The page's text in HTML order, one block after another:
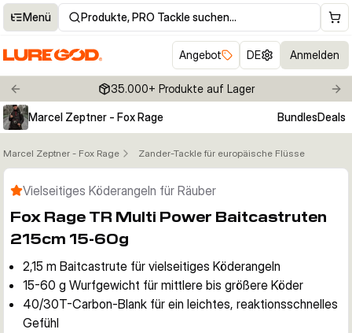
Menü Produkte, PRO Tackle suchen…
Angebot DE Anmelden
Previous slide 35.000+ Produkte auf Lager
Marcel Zeptner - Fox Rage
BundlesDeals
Marcel Zeptner - Fox Rage Zander-Tackle für europäische Flüsse
Klicken um Zoom zu aktivieren
Vielseitiges Köderangeln für Räuber
Fox Rage TR Multi Power Baitcastruten
215cm 15-60g
2,15 m Baitcastrute für vielseitiges Köderangeln
15-60 g Wurfgewicht für mittlere bis größere Köder
40/30T-Carbon-Blank für ein leichtes, reaktionsschnelles
Gefühl